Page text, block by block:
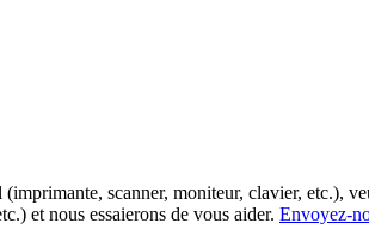
scanner, moniteur, clavier, etc.),
et nous essaierons de vous aider. Envoyez-